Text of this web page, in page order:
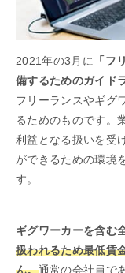
2021年の3月に
「フ
備するためのガイド
フリーランスやギグ
るためのものです。
利益となる扱いを受
ができるための環境
す。
ギグワーカーを含む
扱われるため最低賃
ん。通常の会社員で